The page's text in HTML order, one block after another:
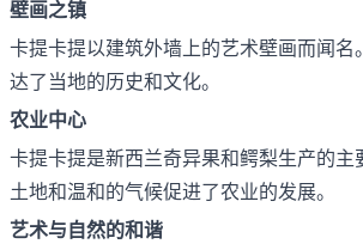
壁画之镇
卡提卡提以建筑外墙上的艺术壁画而闻名
达了当地的历史和文化。
农业中心
卡提卡提是新西兰奇异果和鳄梨生产的主
土地和温和的气候促进了农业的发展。
艺术与自然的和谐